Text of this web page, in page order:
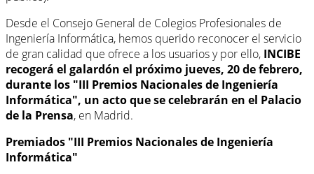
Desde el Consejo General de Colegios Profesionales de
Ingeniería Informática, hemos querido reconocer el servicio
de gran calidad que ofrece a los usuarios y por ello, INCIBE
recogerá el galardón el próximo jueves, 20 de febrero,
durante los "III Premios Nacionales de Ingeniería
Informática", un acto que se celebrarán en el Palacio
de la Prensa, en Madrid.
Premiados "III Premios Nacionales de Ingeniería
Informática"